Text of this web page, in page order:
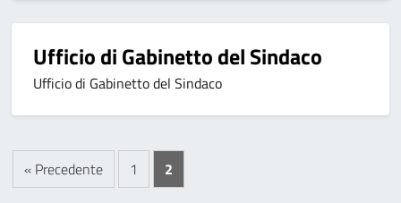
Ufficio di Gabinetto del Sindaco
Ufficio di Gabinetto del Sindaco
« Precedente 1 2